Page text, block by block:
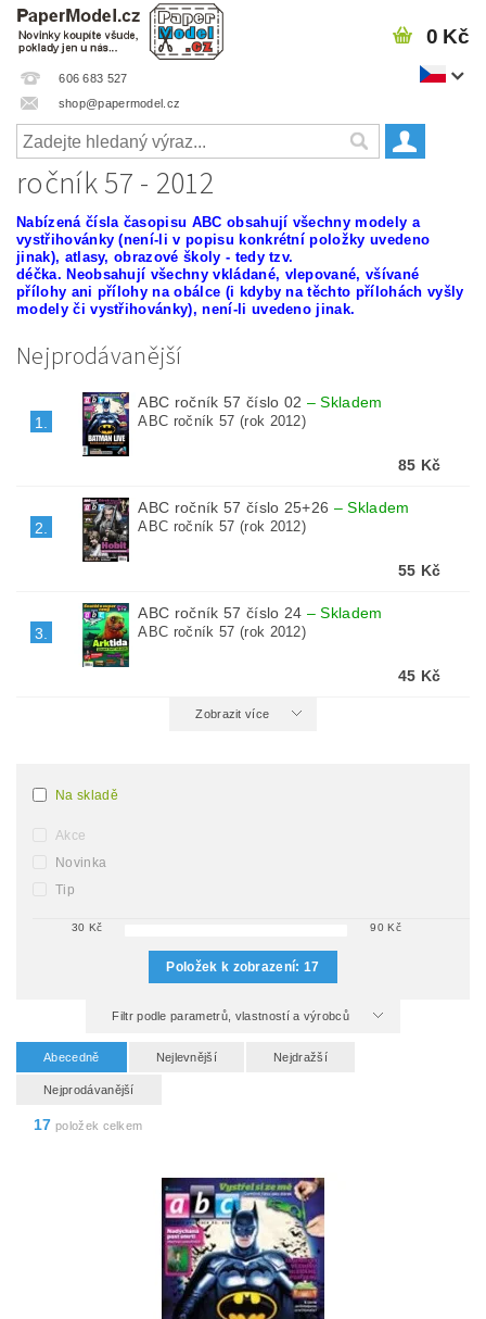
606 683 527
shop@papermodel.cz
0 Kč
ročník 57 - 2012
Nabízená čísla časopisu ABC obsahují všechny modely a
vystřihovánky (není-li v popisu konkrétní položky uvedeno
jinak), atlasy, obrazové školy - tedy tzv.
déčka. Neobsahují všechny vkládané, vlepované, všívané
přílohy ani přílohy na obálce (i kdyby na těchto přílohách vyšly
modely či vystřihovánky), není-li uvedeno jinak.
Nejprodávanější
1.
ABC ročník 57 číslo 02 –Skladem
ABC ročník 57 (rok 2012)
85 Kč
2.
ABC ročník 57 číslo 25+26 –Skladem
ABC ročník 57 (rok 2012)
55 Kč
3.
ABC ročník 57 číslo 24 –Skladem
ABC ročník 57 (rok 2012)
45 Kč
Zobrazit více
Na skladě
Akce
Novinka
Tip
30 Kč 90Kč
Položek k zobrazení:17
Filtr podle parametrů, vlastností a výrobců
Abecedně Nejlevnější Nejdražší
Nejprodávanější
17 položek celkem